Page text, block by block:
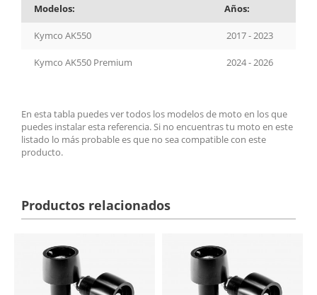
Modelos: Años:
Kymco AK550 2017 - 2023
Kymco AK550 Premium 2024 - 2026
En esta tabla puedes ver todos los modelos de moto en los que
puedes instalar esta referencia. Si no encuentras tu moto en este
listado lo más probable es que no sea compatible con este
producto.
Productos relacionados